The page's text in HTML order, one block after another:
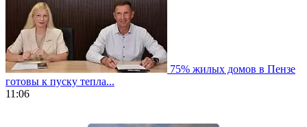
75% жилых домов в Пензе
готовы к пуску тепла...
11:06